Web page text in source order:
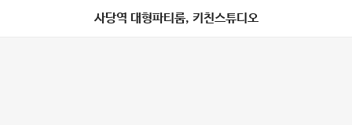
사당역 대형파티룸, 키친스튜디오